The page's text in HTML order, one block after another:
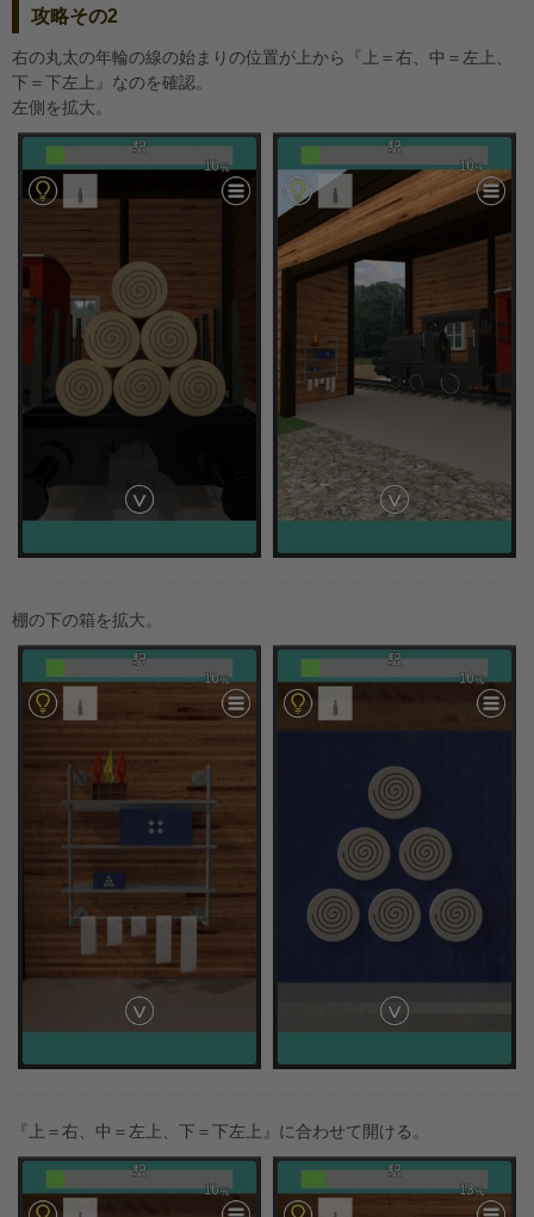
攻略その2
右の丸太の年輪の線の始まりの位置が上から『上＝右、中＝左上、
下＝下左上』なのを確認。
左側を拡大。
棚の下の箱を拡大。
『上＝右、中＝左上、下＝下左上』に合わせて開ける。